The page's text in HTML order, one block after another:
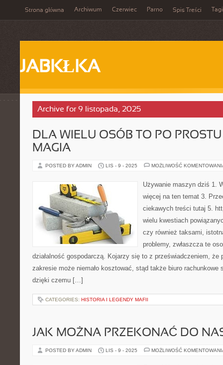
Strona główna Archiwum Czerwiec Parno Spis Treści Tagi
JABKŁKA
Archive for 9 listopada, 2025
DLA WIELU OSÓB TO PO
MAGIA
POSTED BY ADMIN LIS - 9 - 2025 MOŻLIWOŚĆ
Używanie maszyn dziś 1.
więcej na ten temat 3.
ciekawych treści tutaj 5.
wielu kwestiach
czy również taksami,
problemy, zwłaszcza te
działalność gospodarczą. Kojarzy się to z przeświadczeniem, że
zakresie może niemało kosztować, stąd także biuro rachunkowe
dzięki czemu […]
CATEGORIES: HISTORIA I LEGENDY MAFII
JAK MOŻNA PRZEKONAĆ DO
POSTED BY ADMIN LIS - 9 - 2025 MOŻLIWOŚĆ